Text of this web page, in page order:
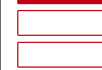
Mentions
Nous utilisons des
expérience sur notre
aux médias sociaux